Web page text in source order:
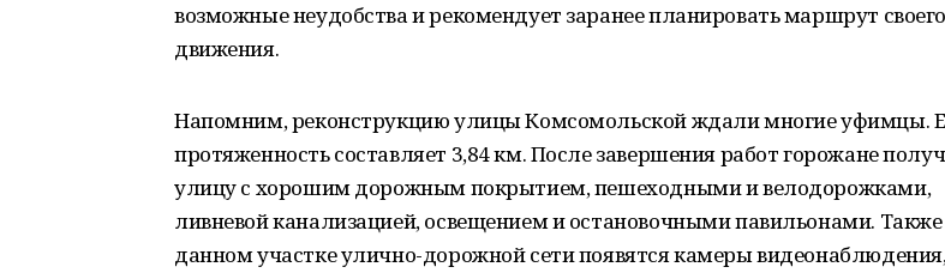
возможные неудобства и рекомендует заранее планировать маршрут своего
движения.
Напомним, реконструкцию улицы Комсомольской ждали многиеуфимцы.
протяженность составляет 3,84 км. После завершения работ горожане
улицу с хорошим дорожным покрытием, пешеходными и велодорожками,
ливневой канализацией, освещением и остановочными павильонами.
данном участке улично-дорожной сети появятся камеры